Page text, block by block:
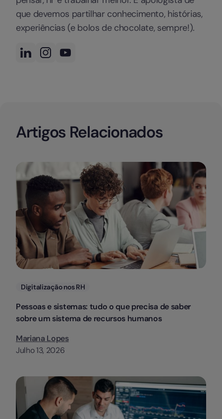
que devemos partilhar conhecimento, histórias,
experiências (e bolos de chocolate, sempre!).
Artigos Relacionados
Categorias
Digitalização nos RH
Pessoas e sistemas: tudo o que precisa de saber
sobre um sistema de recursos humanos
Mariana Lopes
Julho 13, 2026